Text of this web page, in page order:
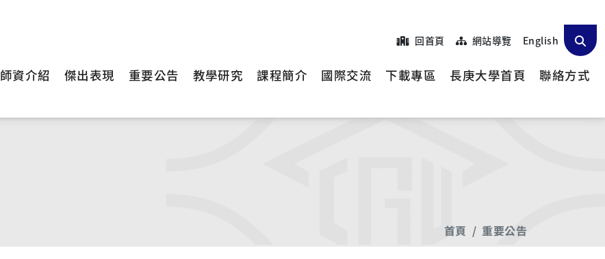
回首頁 網站導覽 English
師資介紹 傑出表現 重要公告 教學研究 課程簡介 國際交流 下載專區 長庚大學首頁 聯絡方式
首頁 重要公告